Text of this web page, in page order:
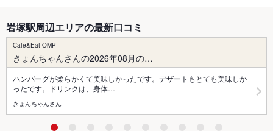
岩塚駅周辺エリアの最新口コミ
Cafe&Eat OMP
きょんちゃんさんの2026年08月の…
ハンバーグが柔らかくて美味しかったです。デザートもとても美味しか
ったです。ドリンクは、身体…
きょんちゃんさん